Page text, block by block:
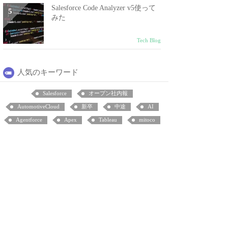
Salesforce Code Analyzer v5使って
みた
Tech Blog
人気のキーワード
Salesforce オープン社内報
AutomotiveCloud 新卒 中途 AI
Agentforce Apex Tableau mitoco